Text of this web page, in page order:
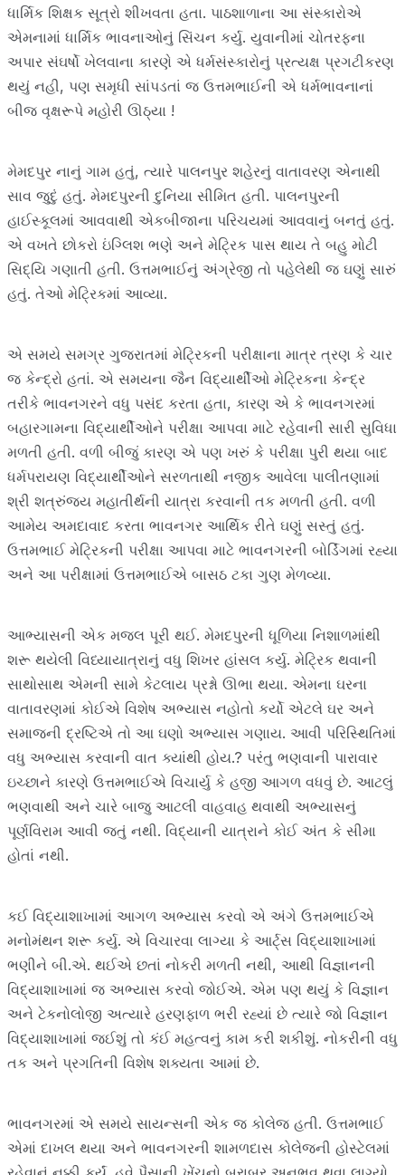
ધાર્મિક શિક્ષક સૂત્રો શીખવતા હતા. પાઠશાળાના આ સંસ્કારોએ
એમનામાં ધાર્મિક ભાવનાઓનું સિંચન કર્યુ. યુવાનીમાં ચોતરફના
અપાર સંઘર્ષો ખેલવાના કારણે એ ધર્મસંસ્કારોનું પ્રત્યક્ષ પ્રગટીકરણ
થયું નહી, પણ સમૃધી સાંપડતાં જ ઉત્તમભાઈની એ ધર્મભાવનાનાં
બીજ વૃક્ષરૂપે મહોરી ઊઠ્યા !
મેમદપુર નાનું ગામ હતું, ત્યારે પાલનપુર શહેરનું વાતાવરણ એનાથી
સાવ જુદું હતું. મેમદપુરની દુનિયા સીમિત હતી. પાલનપુરની
હાઈસ્કૂલમાં આવવાથી એકબીજાના પરિચયમાં આવવાનું બનતું હતું.
એ વખતે છોકરો ઇંગ્લિશ ભણે અને મેટ્રિક પાસ થાય તે બહુ મોટી
સિદ્યિ ગણાતી હતી. ઉત્તમભાઈનું અંગ્રેજી તો પહેલેથી જ ઘણું સારું
હતું. તેઓ મેટ્રિકમાં આવ્યા.
એ સમયે સમગ્ર ગુજરાતમાં મેટ્રિકની પરીક્ષાના માત્ર ત્રણ કે ચાર
જ કેન્દ્રો હતાં. એ સમયના જૈન વિદ્યાર્થીઓ મેટ્રિકના કેન્દ્ર
તરીકે ભાવનગરને વધુ પસંદ કરતા હતા, કારણ એ કે ભાવનગરમાં
બહારગામના વિદ્યાર્થીઓને પરીક્ષા આપવા માટે રહેવાની સારી સુવિધા
મળતી હતી. વળી બીજું કારણ એ પણ ખરું કે પરીક્ષા પુરી થયા બાદ
ધર્મપરાયણ વિદ્યાર્થીઓને સરળતાથી નજીક આવેલા પાલીતણામાં
શ્રી શત્રુંજય મહાતીર્થની યાત્રા કરવાની તક મળતી હતી. વળી
આમેય અમદાવાદ કરતા ભાવનગર આર્થિક રીતે ઘણું સસ્તું હતું.
ઉત્તમભાઈ મેટ્રિકની પરીક્ષા આપવા માટે ભાવનગરની બોર્ડિંગમાં રહ્યા
અને આ પરીક્ષામાં ઉત્તમભાઈએ બાસઠ ટકા ગુણ મેળવ્યા.
આભ્યાસની એક મજલ પૂરી થઈ. મેમદપુરની ધૂળિયા નિશાળમાંથી
શરૂ થયેલી વિધ્યાયાત્રાનું વધુ શિખર હાંસલ કર્યુ. મેટ્રિક થવાની
સાથોસાથ એમની સામે કેટલાય પ્રશ્નો ઊભા થયા. એમના ઘરના
વાતાવરણમાં કોઈએ વિશેષ અભ્યાસ નહોતો કર્યો એટલે ઘર અને
સમાજની દ્રષ્ટિએ તો આ ઘણો અભ્યાસ ગણાય. આવી પરિસ્થિતિમાં
વધુ અભ્યાસ કરવાની વાત ક્યાંથી હોય.? પરંતુ ભણવાની પારાવાર
ઇચ્છાને કારણે ઉત્તમભાઈએ વિચાર્યુ કે હજી આગળ વધવું છે. આટલું
ભણવાથી અને ચારે બાજુ આટલી વાહવાહ થવાથી અભ્યાસનું
પૂર્ણવિરામ આવી જતું નથી. વિદ્યાની યાત્રાને કોઈ અંત કે સીમા
હોતાં નથી.
કઈ વિદ્યાશાખામાં આગળ અભ્યાસ કરવો એ અંગે ઉત્તમભાઈએ
મનોમંથન શરૂ કર્યુ. એ વિચારવા લાગ્યા કે આર્ટ્સ વિદ્યાશાખામાં
ભણીને બી.એ. થઈએ છતાં નોકરી મળતી નથી, આથી વિજ્ઞાનની
વિદ્યાશાખામાં જ અભ્યાસ કરવો જોઈએ. એમ પણ થયું કે વિજ્ઞાન
અને ટેકનોલોજી અત્યારે હરણફાળ ભરી રહ્યાં છે ત્યારે જો વિજ્ઞાન
વિદ્યાશાખામાં જઈશું તો કંઈ મહત્વનું કામ કરી શકીશું. નોકરીની વધુ
તક અને પ્રગતિની વિશેષ શક્યતા આમાં છે.
ભાવનગરમાં એ સમયે સાયન્સની એક જ કોલેજ હતી. ઉત્તમભાઈ
એમાં દાખલ થયા અને ભાવનગરની શામળદાસ કોલેજની હોસ્ટેલમાં